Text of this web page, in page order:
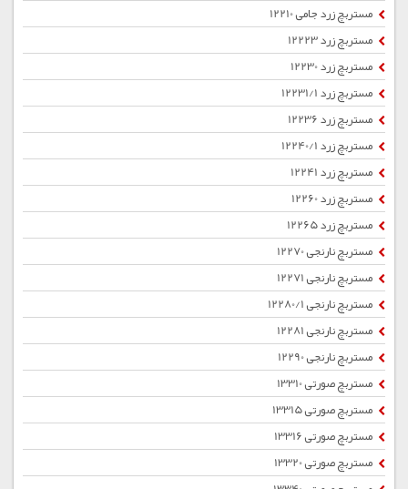
مستربچ زرد جامی 12210
مستربچ زرد 12223
مستربچ زرد 12230
مستربچ زرد 12231/1
مستربچ زرد 12236
مستربچ زرد 12240/1
مستربچ زرد 12241
مستربچ زرد 12260
مستربچ زرد 12265
مستربچ نارنجی 12270
مستربچ نارنجی 12271
مستربچ نارنجی 12280/1
مستربچ نارنجی 12281
مستربچ نارنجی 12290
مستربچ صورتی 13310
مستربچ صورتی 13315
مستربچ صورتی 13316
مستربچ صورتی 13320